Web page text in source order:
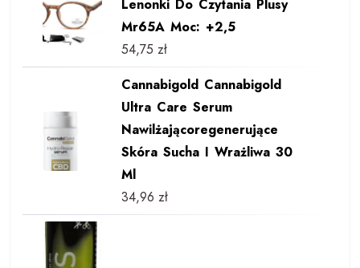
Lenonki Do Czytania Plusy
Mr65A Moc: +2,5
54,75 zł
Cannabigold Cannabigold
Ultra Care Serum
Nawilżającoregenerujące
Skóra Sucha I Wrażliwa 30
Ml
34,96 zł